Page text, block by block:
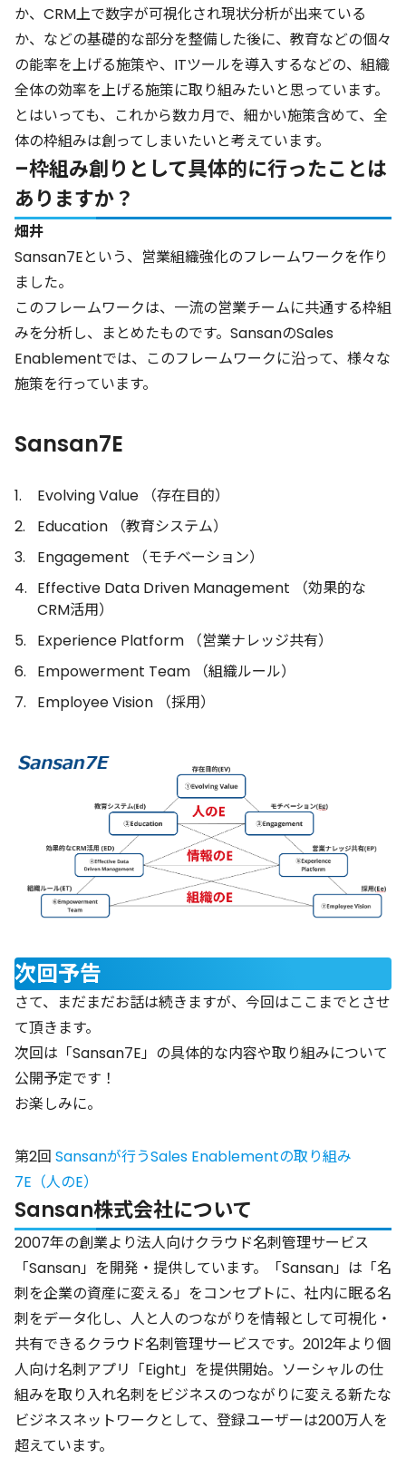
か、CRM上で数字が可視化され現状分析が出来ている
か、などの基礎的な部分を整備した後に、教育などの個々
の能率を上げる施策や、ITツールを導入するなどの、組織
全体の効率を上げる施策に取り組みたいと思っています。
とはいっても、これから数カ月で、細かい施策含めて、全
体の枠組みは創ってしまいたいと考えています。
–枠組み創りとして具体的に行ったことは
ありますか？
畑井
Sansan7Eという、営業組織強化のフレームワークを作り
ました。
このフレームワークは、一流の営業チームに共通する枠組
みを分析し、まとめたものです。SansanのSales
Enablementでは、このフレームワークに沿って、様々な
施策を行っています。
Sansan7E
Evolving Value （存在目的）
Education （教育システム）
Engagement （モチベーション）
Effective Data Driven Management （効果的な
CRM活用）
Experience Platform （営業ナレッジ共有）
Empowerment Team （組織ルール）
Employee Vision （採用）
次回予告
さて、まだまだお話は続きますが、今回はここまでとさせ
て頂きます。
次回は「Sansan7E」の具体的な内容や取り組みについて
公開予定です！
お楽しみに。
第2回 Sansanが行うSales Enablementの取り組み
7E（人のE）
Sansan株式会社について
2007年の創業より法人向けクラウド名刺管理サービス
「Sansan」を開発・提供しています。「Sansan」は「名
刺を企業の資産に変える」をコンセプトに、社内に眠る名
刺をデータ化し、人と人のつながりを情報として可視化・
共有できるクラウド名刺管理サービスです。2012年より個
人向け名刺アプリ「Eight」を提供開始。ソーシャルの仕
組みを取り入れ名刺をビジネスのつながりに変える新たな
ビジネスネットワークとして、登録ユーザーは200万人を
超えています。